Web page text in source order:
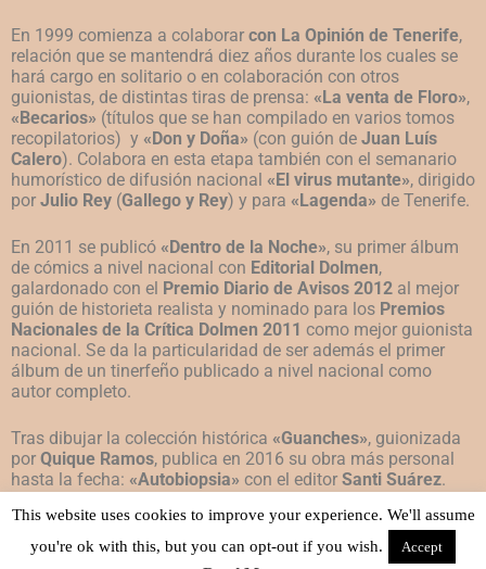
En 1999 comienza a colaborar con La Opinión de Tenerife,
relación que se mantendrá diez años durante los cuales se
hará cargo en solitario o en colaboración con otros
guionistas, de distintas tiras de prensa: «La venta de Floro»,
«Becarios» (títulos que se han compilado en varios tomos
recopilatorios) y «Don y Doña» (con guión de Juan Luís
Calero). Colabora en esta etapa también con el semanario
humorístico de difusión nacional «El virus mutante», dirigido
por Julio Rey (Gallego y Rey) y para «Lagenda» de Tenerife.
En 2011 se publicó «Dentro de la Noche», su primer álbum
de cómics a nivel nacional con Editorial Dolmen,
galardonado con el Premio Diario de Avisos 2012 al mejor
guión de historieta realista y nominado para los Premios
Nacionales de la Crítica Dolmen 2011 como mejor guionista
nacional. Se da la particularidad de ser además el primer
álbum de un tinerfeño publicado a nivel nacional como
autor completo.
Tras dibujar la colección histórica «Guanches», guionizada
por Quique Ramos, publica en 2016 su obra más personal
hasta la fecha: «Autobiopsia» con el editor Santi Suárez.
Actualmente prepara su tercer álbum como autor completo.
This website uses cookies to improve your experience. We'll assume
you're ok with this, but you can opt-out if you wish.
Accept